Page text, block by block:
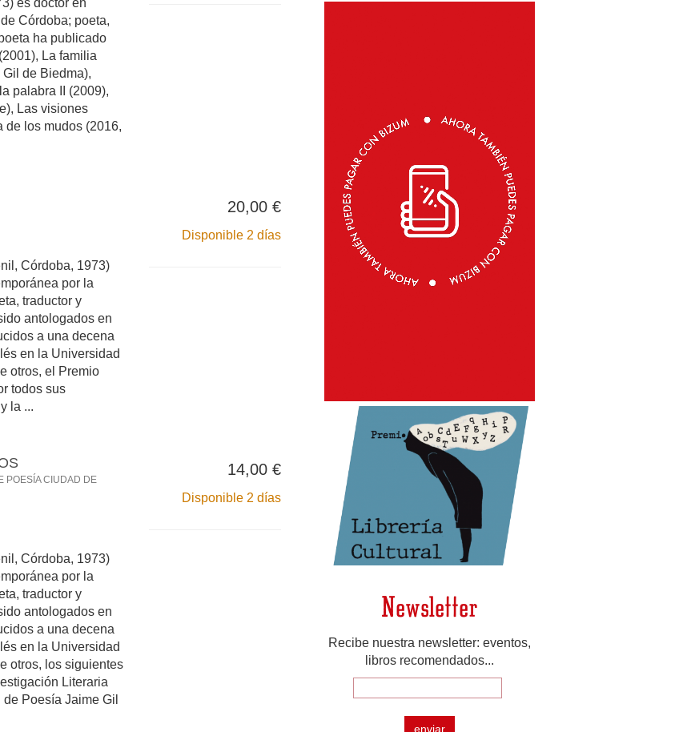
es doctor en
Córdoba; poeta,
ha publicado
La familia
de Biedma),
palabra II (2009),
Las visiones
de los mudos (2016,
Córdoba, 1973)
por la
traductor y
antologados en
a una decena
en la Universidad
otros, el Premio
todos sus
la ...
20,00 €
Disponible 2 días
POESÍA CIUDAD DE
Córdoba, 1973)
por la
traductor y
antologados en
a una decena
en la Universidad
otros, los siguientes
Literaria
Poesía Jaime Gil
14,00 €
Disponible 2 días
Newsletter
Recibe nuestra newsletter: eventos,
libros recomendados...
enviar